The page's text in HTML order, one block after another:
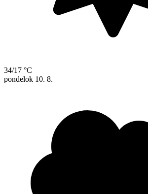
34/17 °C
pondelok 10. 8.